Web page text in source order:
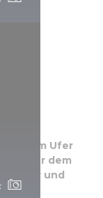
am Ufer
über dem
und